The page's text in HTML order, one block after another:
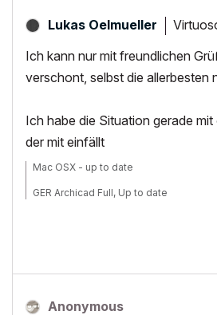
Lukas Oelmueller
Ich kann nur mit freundlichen
verschont, selbst die allerbesten
Ich habe die Situation gerade
der mit einfällt
Mac OSX - up to date
GER Archicad Full, Up to date
Anonymous